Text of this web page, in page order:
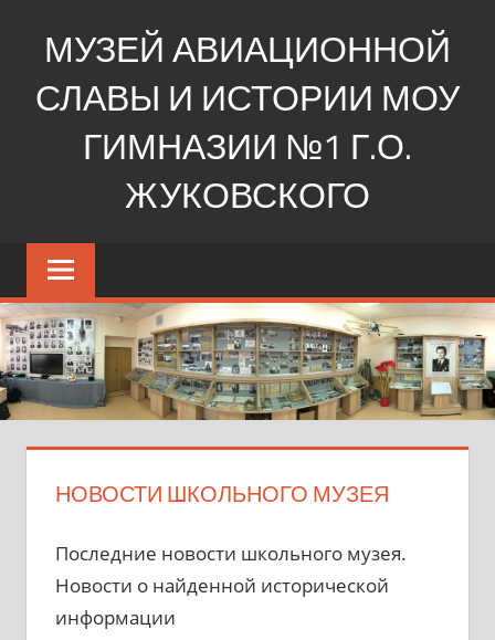
МУЗЕЙ АВИАЦИОННОЙ
СЛАВЫ И ИСТОРИИ МОУ
ГИМНАЗИИ №1 Г.О.
ЖУКОВСКОГО
Ещё
один
на
WordPress
НОВОСТИ ШКОЛЬНОГО МУЗЕЯ
Последние новости школьного музея.
Новости о найденной исторической
информации